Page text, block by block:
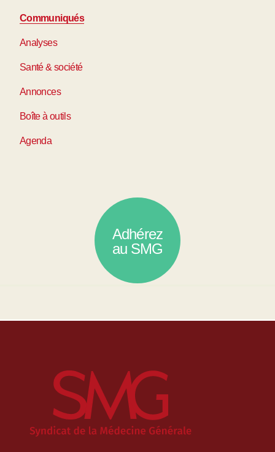
Communiqués
Analyses
Santé & société
Annonces
Boîte à outils
Agenda
Adhérez
au SMG